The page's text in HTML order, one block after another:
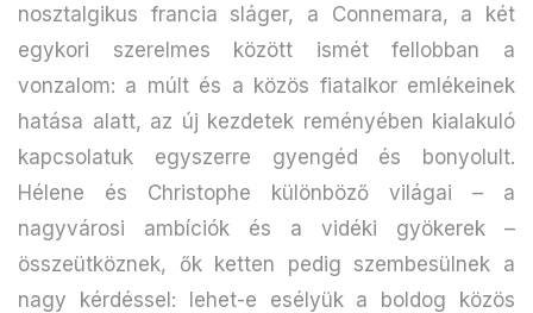
nosztalgikus francia sláger, a Connemara, a két
egykori szerelmes között ismét fellobban a
vonzalom: a múlt és a közös fiatalkor emlékeinek
hatása alatt, az új kezdetek reményében kialakuló
kapcsolatuk egyszerre gyengéd és bonyolult.
Hélene és Christophe különböző világai – a
nagyvárosi ambíciók és a vidéki gyökerek –
összeütköznek, ők ketten pedig szembesülnek a
nagy kérdéssel: lehet-e esélyük a boldog közös